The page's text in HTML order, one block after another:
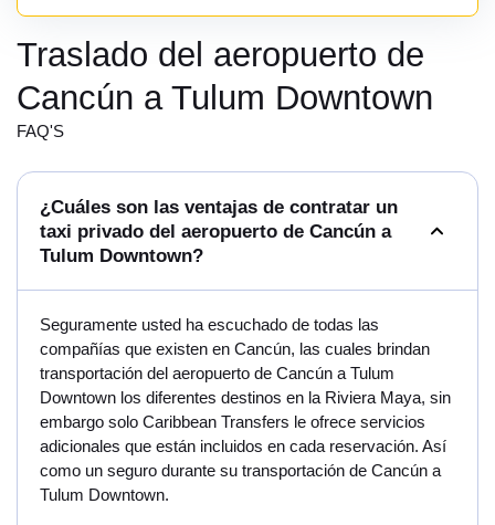
Traslado del aeropuerto de
Cancún a Tulum Downtown
FAQ'S
¿Cuáles son las ventajas de contratar un
taxi privado del aeropuerto de Cancún a
Tulum Downtown?
Seguramente usted ha escuchado de todas las
compañías que existen en Cancún, las cuales brindan
transportación del aeropuerto de Cancún a Tulum
Downtown los diferentes destinos en la Riviera Maya, sin
embargo solo Caribbean Transfers le ofrece servicios
adicionales que están incluidos en cada reservación. Así
como un seguro durante su transportación de Cancún a
Tulum Downtown.